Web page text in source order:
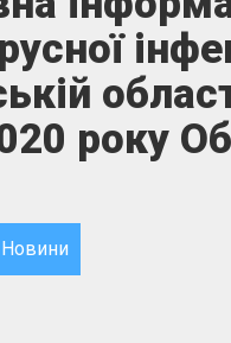
року
Новини